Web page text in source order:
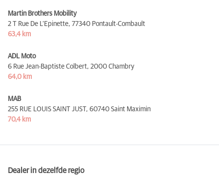
Martin Brothers Mobility
2 T Rue De L’Epinette, 77340 Pontault-Combault
63,4 km
ADL Moto
6 Rue Jean-Baptiste Colbert, 2000 Chambry
64,0 km
MAB
255 RUE LOUIS SAINT JUST, 60740 Saint Maximin
70,4 km
Dealer in dezelfde regio